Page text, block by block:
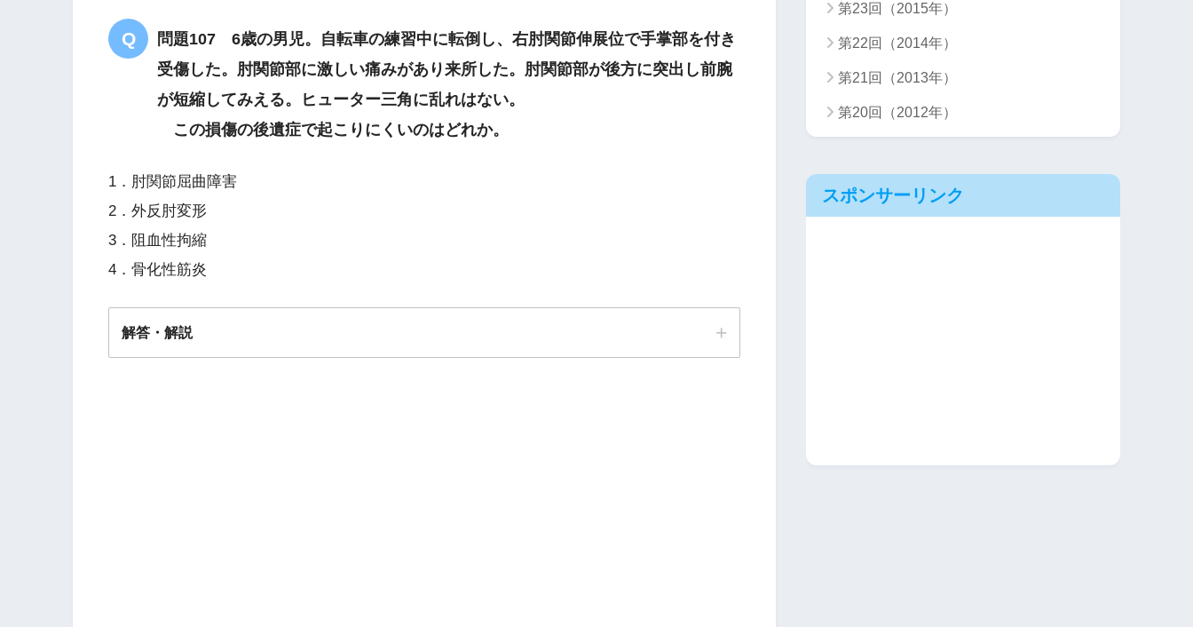
問題107 6歳の男児。自転車の練習中に転倒し、右肘関節伸展位で手掌部を付き
受傷した。肘関節部に激しい痛みがあり来所した。肘関節部が後方に突出し前腕
が短縮してみえる。ヒューター三角に乱れはない。
この損傷の後遺症で起こりにくいのはどれか。
1．肘関節屈曲障害
2．外反肘変形
3．阻血性拘縮
4．骨化性筋炎
解答・解説
第23回（2015年）
第22回（2014年）
第21回（2013年）
第20回（2012年）
スポンサーリンク